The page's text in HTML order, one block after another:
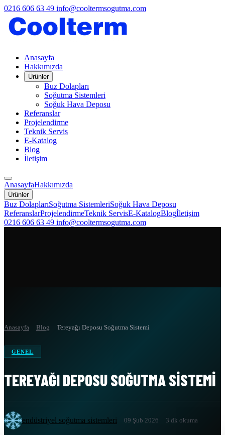
0216 606 63 49 info@cooltermsogutma.com
Anasayfa
Hakkımızda
Ürünler
Buz Dolapları
Soğutma Sistemleri
Soğuk Hava Deposu
Referanslar
Projelendirme
Teknik Servis
E-Katalog
Blog
İletişim
AnasayfaHakkımızda
Ürünler
Buz DolaplarıSoğutma SistemleriSoğuk Hava Deposu
ReferanslarProjelendirmeTeknik ServisE-KatalogBlogİletişim
0216 606 63 49 info@cooltermsogutma.com
Anasayfa Blog Tereyağı Deposu Soğutma Sistemi
GENEL
TEREYAĞI DEPOSU SOĞUTMA SISTEMI
endüstriyel soğutma sistemleri 09 Şub 2026 3 dk okuma